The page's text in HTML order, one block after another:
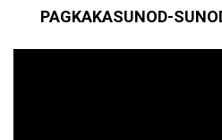
PAGKAKASUNOD-